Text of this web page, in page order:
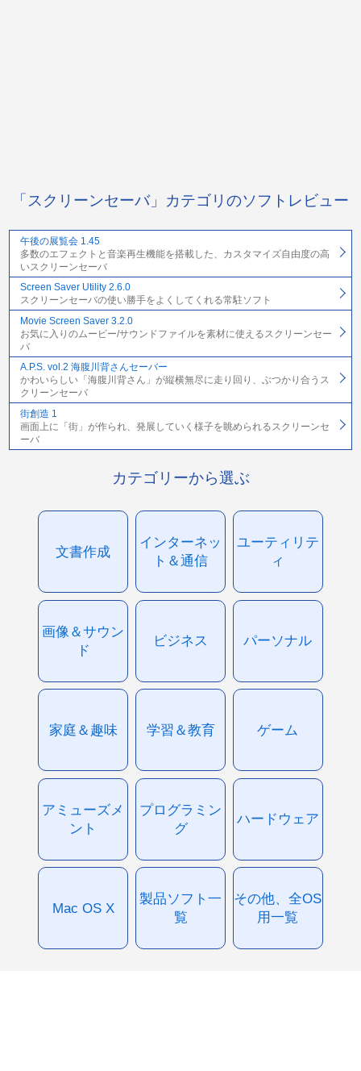
「スクリーンセーバ」カテゴリのソフトレビュー
午後の展覧会 1.45
多数のエフェクトと音楽再生機能を搭載した、カスタマイズ自由度の高
いスクリーンセーバ
Screen Saver Utility 2.6.0
スクリーンセーバの使い勝手をよくしてくれる常駐ソフト
Movie Screen Saver 3.2.0
お気に入りのムービー/サウンドファイルを素材に使えるスクリーンセー
バ
A.P.S. vol.2 海腹川背さんセーバー
かわいらしい「海腹川背さん」が縦横無尽に走り回り、ぶつかり合うス
クリーンセーバ
街創造 1
画面上に「街」が作られ、発展していく様子を眺められるスクリーンセ
ーバ
カテゴリーから選ぶ
文書作成
インターネッ
ト＆通信
ユーティリテ
ィ
画像＆サウン
ド
ビジネス パーソナル
家庭＆趣味 学習＆教育 ゲーム
アミューズメ
ント
プログラミン
グ
ハードウェア
Mac OS X
製品ソフト一
覧
その他、全OS
用一覧